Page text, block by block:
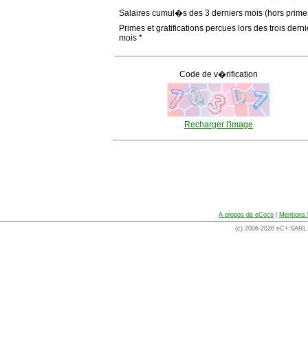
Salaires cumul�s des 3 derniers mois (hors
Primes et gratifications percues lors des trois
mois *
Code de v�rification
Recharger l'image
A propos de eCoco
Mentions
(c) 2006-2026 eC+